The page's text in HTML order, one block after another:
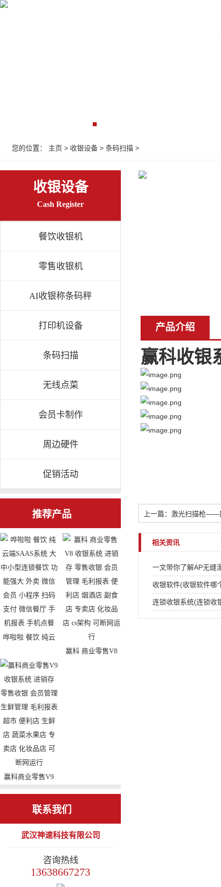
您的位置： 主页 > 收银设备 > 条码扫描 >
收银设备
Cash Register
餐饮收银机
零售收银机
AI收银称条码秤
打印机设备
条码扫描
无线点菜
会员卡制作
周边硬件
促销活动
推荐产品
哗啦啦 餐饮 纯云
小型连锁餐饮 功能
强大 外卖 微信会
员 小程序 扫码支
付 微信餐厅 手机
报表 手机点餐
赢科 商业零售V8
赢科商业零售V9
零售收银 会员管理
超市 便利店 生鲜
卖店 化妆品店 可
联系我们
武汉神速科技有限公司
咨询热线
13638667273
产品介绍
赢科收银
上一篇：激光扫描枪
相关资讯
一文带你了解AP无缝
收银软件(收银软件哪
连锁收银系统(连锁收